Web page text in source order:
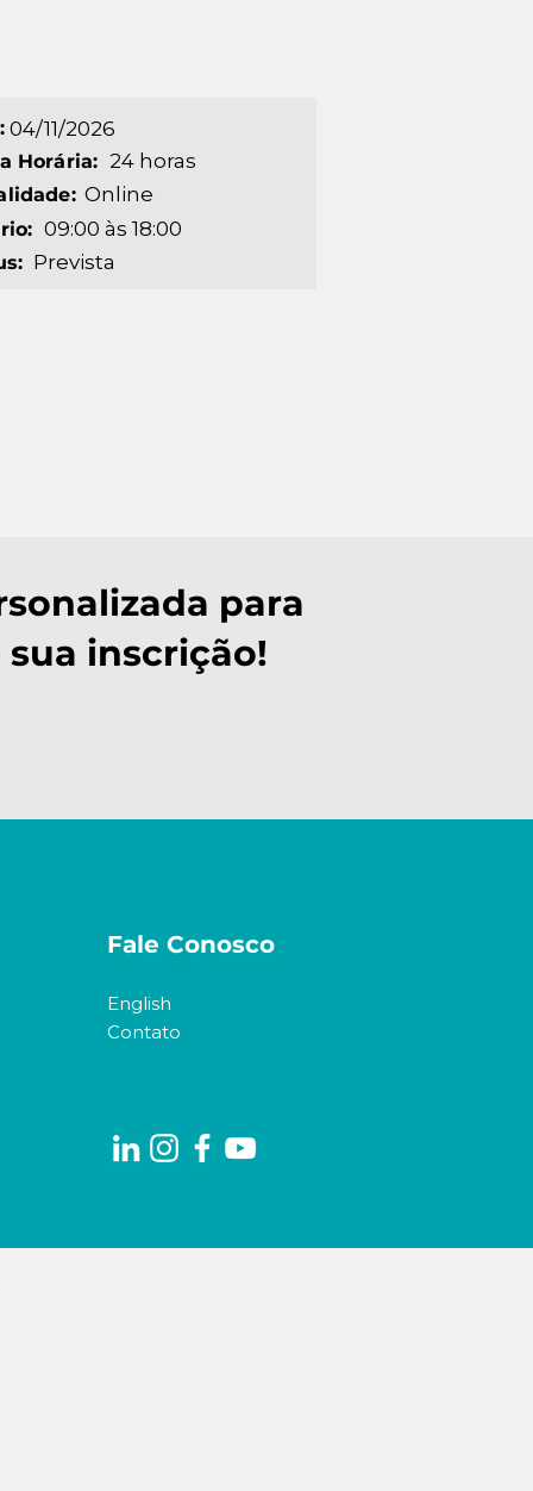
04/11/2026
Horária: 24 horas
Online
09:00 às 18:00
Prevista
para
inscrição!
Fale Conosco
English
Contato